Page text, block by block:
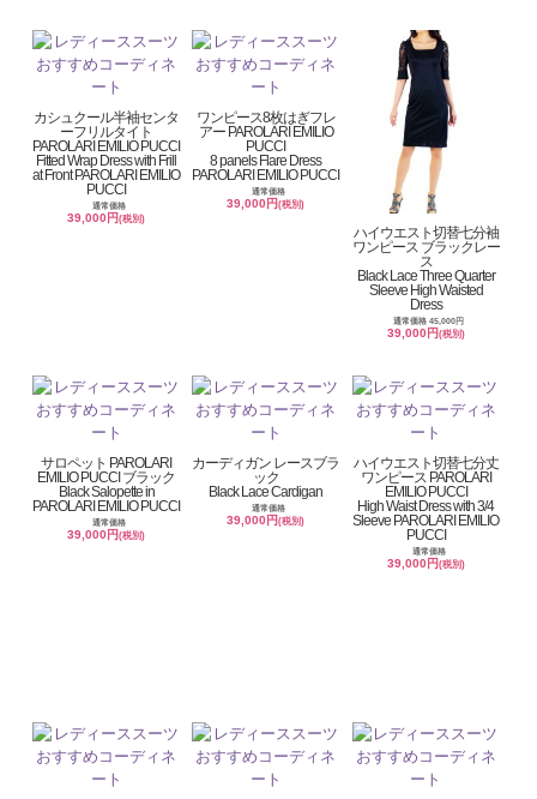
カシュクール半袖センタ
ーフリルタイト
PAROLARI EMILIO PUCCI
Fitted Wrap Dress with Frill
at Front PAROLARI EMILIO
PUCCI
通常価格
39,000円(税別)
ワンピース8枚はぎフレ
アー PAROLARI EMILIO
PUCCI
8 panels Flare Dress
PAROLARI EMILIO PUCCI
通常価格
39,000円(税別)
ハイウエスト切替七分袖
ワンピース ブラックレー
ス
Black Lace Three Quarter
Sleeve High Waisted
Dress
通常価格 45,000円
39,000円 (税別)
サロペット PAROLARI
EMILIO PUCCI ブラック
Black Salopette in
PAROLARI EMILIO PUCCI
通常価格
39,000円(税別)
カーディガン レースブラ
ック
Black Lace Cardigan
通常価格
39,000円(税別)
ハイウエスト切替七分丈
ワンピース PAROLARI
EMILIO PUCCI
High Waist Dress with 3/4
Sleeve PAROLARI EMILIO
PUCCI
通常価格
39,000円 (税別)